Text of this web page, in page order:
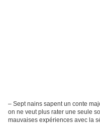
– Sept nains sapent un conte
on ne veut plus rater une seule
mauvaises expériences avec la